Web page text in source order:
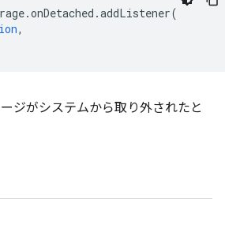
.onDetached .addListener(
,
ジがシステムから取り外されたと